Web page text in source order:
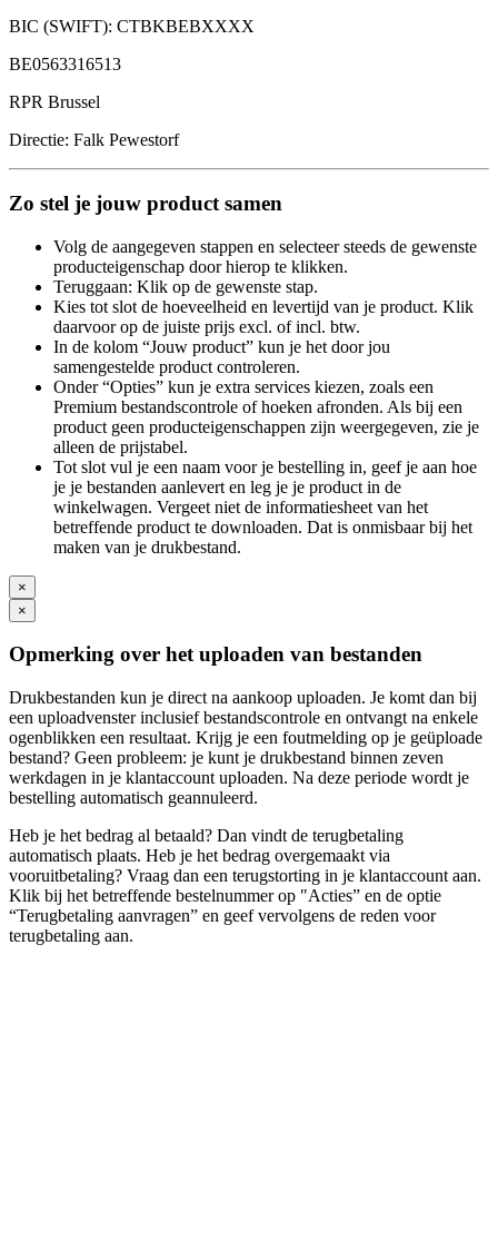
BIC (SWIFT): CTBKBEBXXXX
BE0563316513
RPR Brussel
Directie: Falk Pewestorf
Zo stel je jouw product samen
Volg de aangegeven stappen en selecteer steeds de gewenste
producteigenschap door hierop te klikken.
Teruggaan: Klik op de gewenste stap.
Kies tot slot de hoeveelheid en levertijd van je product. Klik
daarvoor op de juiste prijs excl. of incl. btw.
In de kolom “Jouw product” kun je het door jou
samengestelde product controleren.
Onder “Opties” kun je extra services kiezen, zoals een
Premium bestandscontrole of hoeken afronden. Als bij een
product geen producteigenschappen zijn weergegeven, zie je
alleen de prijstabel.
Tot slot vul je een naam voor je bestelling in, geef je aan hoe
je je bestanden aanlevert en leg je je product in de
winkelwagen. Vergeet niet de informatiesheet van het
betreffende product te downloaden. Dat is onmisbaar bij het
maken van je drukbestand.
×
×
Opmerking over het uploaden van bestanden
Drukbestanden kun je direct na aankoop uploaden. Je komt dan bij
een uploadvenster inclusief bestandscontrole en ontvangt na enkele
ogenblikken een resultaat. Krijg je een foutmelding op je geüploade
bestand? Geen probleem: je kunt je drukbestand binnen zeven
werkdagen in je klantaccount uploaden. Na deze periode wordt je
bestelling automatisch geannuleerd.
Heb je het bedrag al betaald? Dan vindt de terugbetaling
automatisch plaats. Heb je het bedrag overgemaakt via
vooruitbetaling? Vraag dan een terugstorting in je klantaccount aan.
Klik bij het betreffende bestelnummer op "Acties” en de optie
“Terugbetaling aanvragen” en geef vervolgens de reden voor
terugbetaling aan.